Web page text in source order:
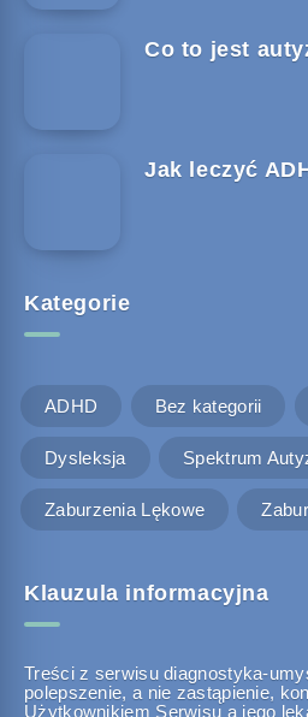
Co to jest
Jak leczyć
Kategorie
ADHD Bez kategorii
Dysleksja Spektrum
Zaburzenia Lękowe
Klauzula informacyjna
Treści z serwisu diagnostyka-
polepszenie, a nie zastąpienie,
Użytkownikiem Serwisu a jego